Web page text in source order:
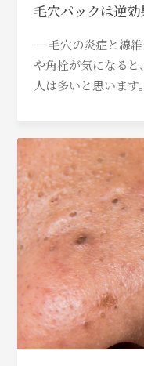
毛穴パックは逆
― 毛穴の炎症と線
や角栓が気になる
人は多いと思いま